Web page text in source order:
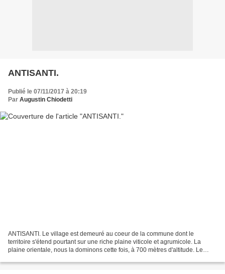
ANTISANTI.
Publié le 07/11/2017 à 20:19
Par Augustin Chiodetti
ANTISANTI. Le village est demeuré au coeur de la commune dont le
territoire s'étend pourtant sur une riche plaine viticole et agrumicole. La
plaine orientale, nous la dominons cette fois, à 700 mètres d'altitude. Le